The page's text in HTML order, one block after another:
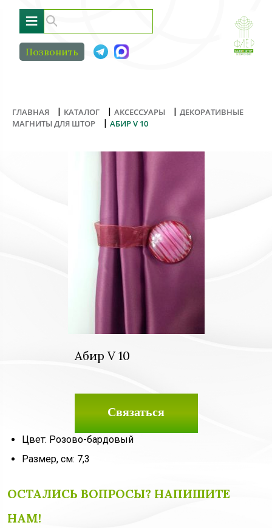
≡
Позвонить
ГЛАВНАЯ | КАТАЛОГ | АКСЕССУАРЫ | ДЕКОРАТИВНЫЕ
МАГНИТЫ ДЛЯ ШТОР
| АБИР V 10
Абир V 10
Связаться
Цвет: Розово-бардовый
Размер, см: 7,3
ОСТАЛИСЬ ВОПРОСЫ? НАПИШИТЕ
НАМ!